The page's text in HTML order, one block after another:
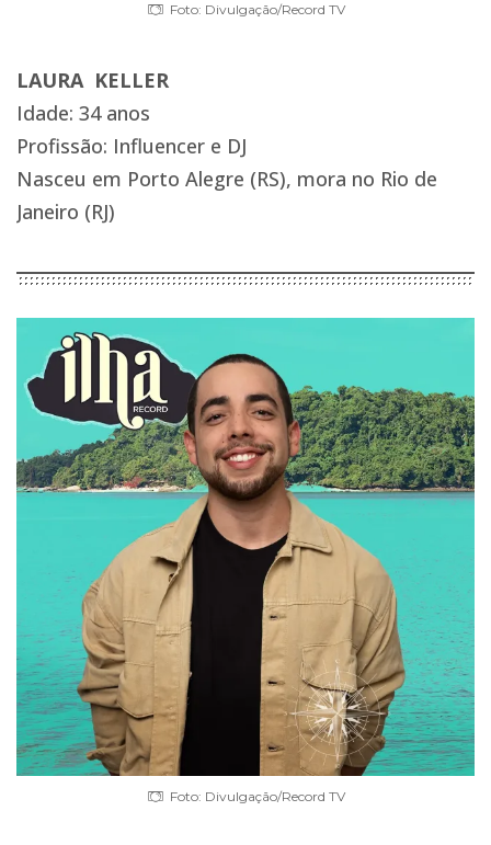
Foto: Divulgação/Record TV
LAURA KELLER
Idade: 34 anos
Profissão: Influencer e DJ
Nasceu em Porto Alegre (RS), mora no Rio de
Janeiro (RJ)
Foto: Divulgação/Record TV